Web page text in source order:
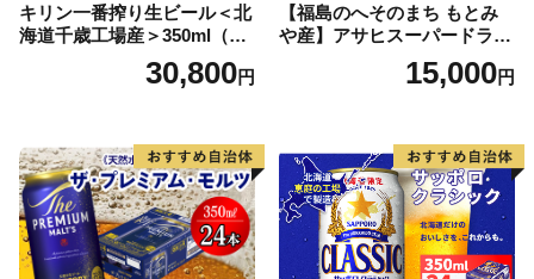
キリン一番搾り生ビール＜北
海道千歳工場産＞350ml（24
30,800円
【福島のへそのまち もとみ
や産】アサヒスーパードライ
350ml×24本 合計8.4L 1ケー
ス アルコール度数5% 缶ビー
口 送料無料 カメイ 本宮市
【07214-0206】
15,000円